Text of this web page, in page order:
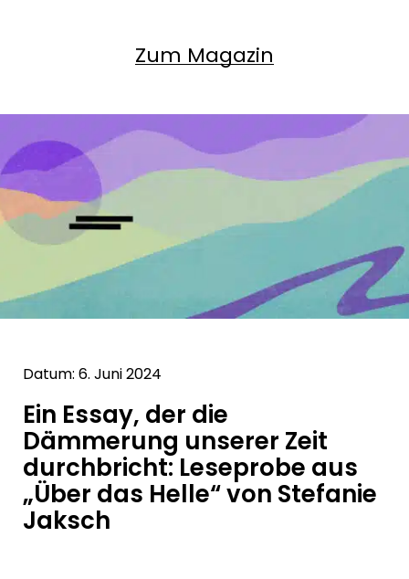
Zum Magazin
Datum: 6. Juni 2024
Ein Essay, der die
Dämmerung unserer Zeit
durchbricht: Leseprobe aus
„Über das Helle“ von Stefanie
Jaksch